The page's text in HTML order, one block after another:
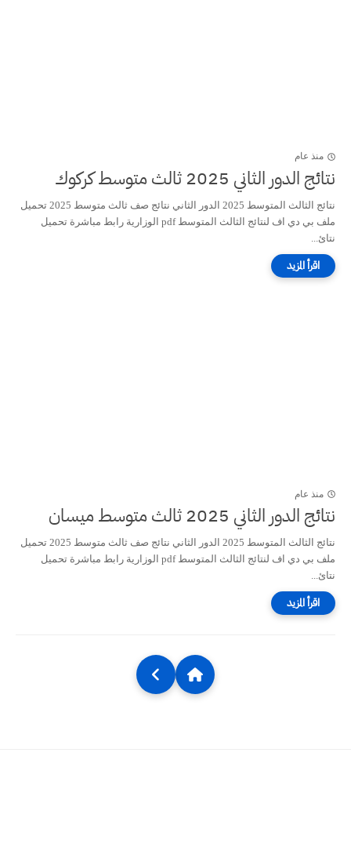
منذ عام
نتائج الدور الثاني 2025 ثالث متوسط كركوك
نتائج الثالث المتوسط 2025 الدور الثاني نتائج صف ثالث متوسط 2025 تحميل
ملف بي دي اف لنتائج الثالث المتوسط pdf الوزارية رابط مباشرة تحميل
نتائ...
منذ عام
نتائج الدور الثاني 2025 ثالث متوسط ميسان
نتائج الثالث المتوسط 2025 الدور الثاني نتائج صف ثالث متوسط 2025 تحميل
ملف بي دي اف لنتائج الثالث المتوسط pdf الوزارية رابط مباشرة تحميل
نتائ...